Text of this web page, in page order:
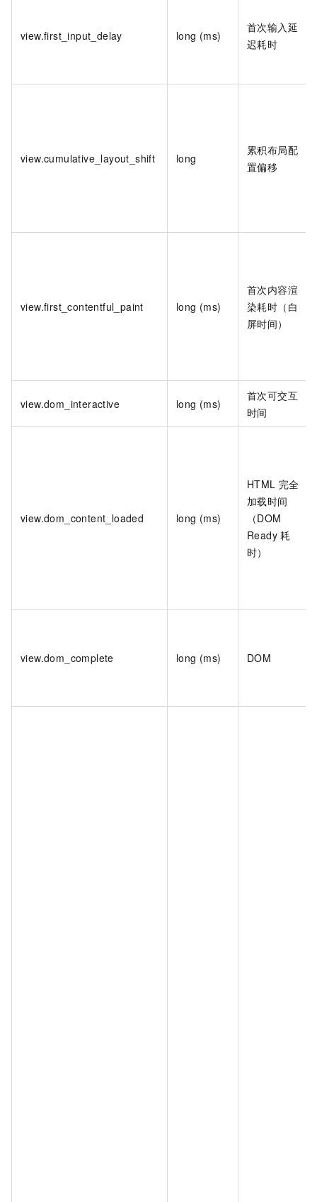
view.first_input_delay long (ms)
首次输入延
迟耗时
view.cumulative_layout_shift long
累积布局配
置偏移
view.first_contentful_paint long (ms)
首次内容渲
染耗时（白
屏时间）
view.dom_interactive long (ms)
首次可交互
时间
view.dom_content_loaded long (ms)
HTML 完全
加载时间
（DOM
Ready 耗
时）
view.dom_complete long (ms) DOM